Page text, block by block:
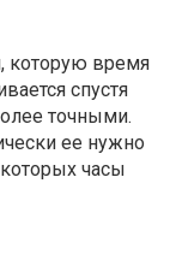
которую время
спустя
точными.
ее нужно
часы